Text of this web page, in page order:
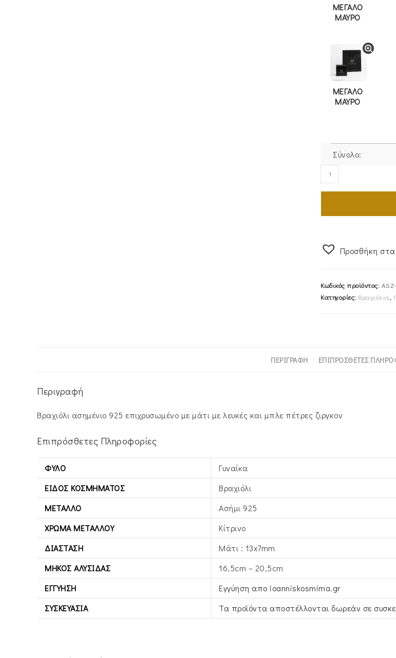
ΜΕΓΑΛΟ
ΜΑΥΡΟ
ΜΕΓΑΛΟ
ΜΑΥΡΟ
Σύνολο:
Βραχιόλι
Ασημένιο
Πέτρες
ποσότητα
Προσθήκη
Κωδικός προϊόντος:
Κατηγορίες: Βραχιόλια,
ΠΕΡΙΓΡΑΦΉ ΕΠΙΠΡΌΣΘΕΤΕΣ
Περιγραφή
Βραχιόλι ασημένιο 925 επιχρυσωμένο με μάτι με λευκές και μπλε πέτρες ζιργκον
Επιπρόσθετες Πληροφορίες
ΦΎΛΟ
Γυναίκα
ΕΊΔΟΣ ΚΟΣΜΉΜΑΤΟΣ
Βραχιόλι
ΜΈΤΑΛΛΟ
Ασήμι 925
ΧΡΏΜΑ ΜΕΤΆΛΛΟΥ
Κίτρινο
ΔΙΆΣΤΑΣΗ
Μάτι : 13x7mm
ΜΉΚΟΣ ΑΛΥΣΊΔΑΣ
16,5cm – 20,5cm
ΕΓΓΎΗΣΗ
Εγγύηση απο ioanniskosmima.gr
ΣΥΣΚΕΥΑΣΊΑ
Τα προϊόντα αποστέλλονται δωρεάν σε